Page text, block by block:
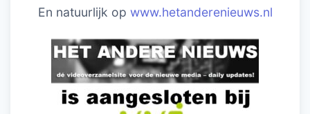
En natuurlijk op www.hetanderenieuws.nl